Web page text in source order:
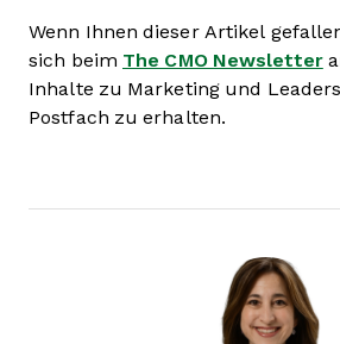
Wenn Ihnen dieser Artikel
sich beim The CMO Newsletter
Inhalte zu Marketing und
Postfach zu erhalten.